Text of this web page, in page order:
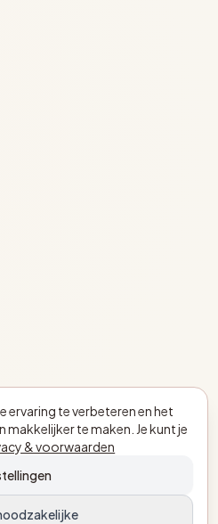
ervaring te verbeteren en het
makkelijker te maken. Je kunt je
& voorwaarden